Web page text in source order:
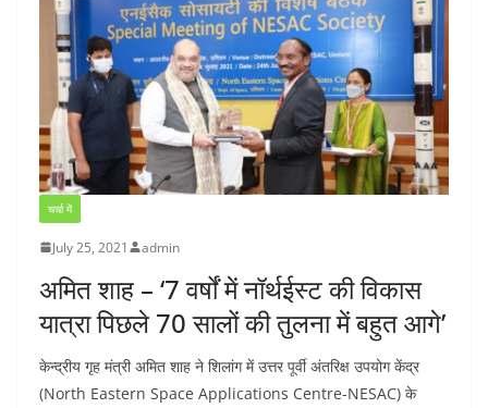
चर्चा में
July 25, 2021 admin
अमित शाह – ‘7 वर्षों में नॉर्थईस्ट की विकास
यात्रा पिछले 70 सालों की तुलना में बहुत आगे’
केन्द्रीय गृह मंत्री अमित शाह ने शिलांग में उत्तर पूर्वी अंतरिक्ष उपयोग केंद्र
(North Eastern Space Applications Centre-NESAC) के